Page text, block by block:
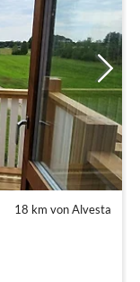
18 km von Alvesta